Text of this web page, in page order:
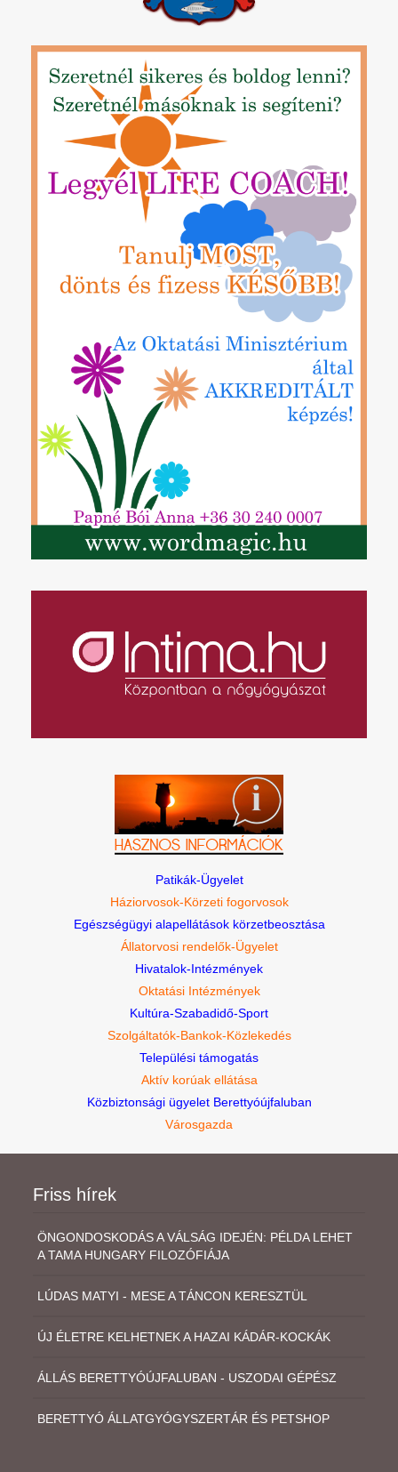
Patikák-Ügyelet
Háziorvosok-Körzeti fogorvosok
Egészségügyi alapellátások körzetbeosztása
Állatorvosi rendelők-Ügyelet
Hivatalok-Intézmények
Oktatási Intézmények
Kultúra-Szabadidő-Sport
Szolgáltatók-Bankok-Közlekedés
Települési támogatás
Aktív korúak ellátása
Közbiztonsági ügyelet Berettyóújfaluban
Városgazda
Friss hírek
ÖNGONDOSKODÁS A VÁLSÁG IDEJÉN: PÉLDA LEHET
A TAMA HUNGARY FILOZÓFIÁJA
LÚDAS MATYI - MESE A TÁNCON KERESZTÜL
ÚJ ÉLETRE KELHETNEK A HAZAI KÁDÁR-KOCKÁK
ÁLLÁS BERETTYÓÚJFALUBAN - USZODAI GÉPÉSZ
BERETTYÓ ÁLLATGYÓGYSZERTÁR ÉS PETSHOP